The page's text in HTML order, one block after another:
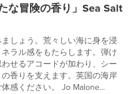
な冒険の香り」Sea Salt
しょう。荒々しい海に身を浸
ラル感をもたらします。弾け
せるアコードが加わり、シー
香りを支えます。英国の海岸
感ください。 Jo Malone...